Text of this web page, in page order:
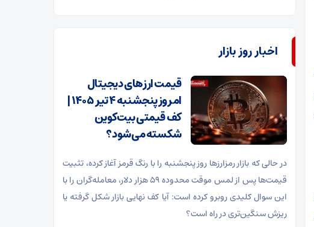
اخبار روز بازار
قیمت ارزهای دیجیتال
امروز پنجشنبه ۴ تیر ۱۴۰۵ |
کف قیمتی بیت‌کوین
شکسته می‌شود؟
در حالی که بازار رمزارزها روز پنجشنبه را با رنگ قرمز آغاز کرده، تثبیت
قیمت‌ها پس از لمس موقت محدوده ۵۹ هزار دلار، معامله‌گران را با
این سوال کلیدی روبرو کرده است: آیا کف نهایی بازار شکل گرفته یا
ریزش سنگین‌تری در راه است؟